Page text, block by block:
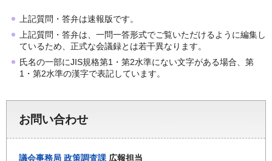
上記質問・答弁は速報版です。
上記質問・答弁は、一問一答形式でご覧いただけるように編集し
ているため、正式な会議録とは若干異なります。
氏名の一部にJIS規格第1・第2水準にない文字がある場合、第
1・第2水準の漢字で表記しています。
お問い合わせ
議会事務局 政策調査課 広報担当